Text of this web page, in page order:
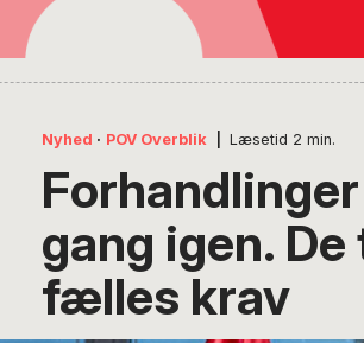
Nyhed · POV Overblik Læsetid 2 min.
gang igen.
fælles krav